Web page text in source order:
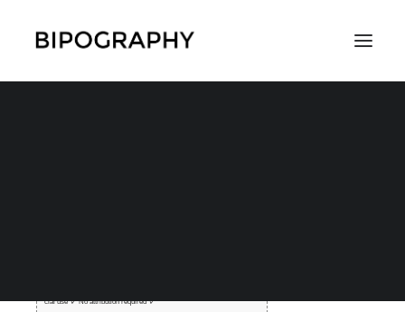
cial use ✓ No attribution required ✓